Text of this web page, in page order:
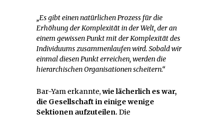
„Es gibt einen natürlichen Prozess für die
Erhöhung der Komplexität in der Welt, der an
einem gewissen Punkt mit der Komplexität des
Individuums zusammenlaufen wird. Sobald wir
einmal diesen Punkt erreichen, werden die
hierarchischen Organisationen scheitern.“
Bar-Yam erkannte,wie lächerlich es war,
die Gesellschaft in einige wenige
Sektionen aufzuteilen. Die